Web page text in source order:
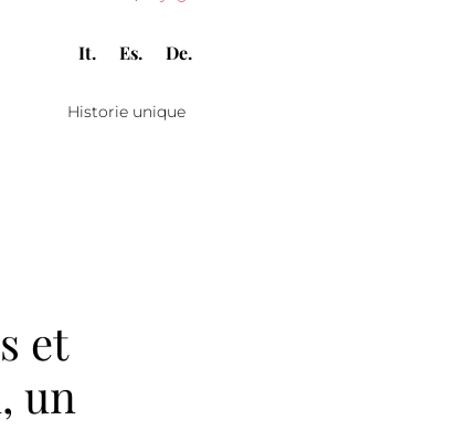
It. Es. De.
Historie unique
et
un